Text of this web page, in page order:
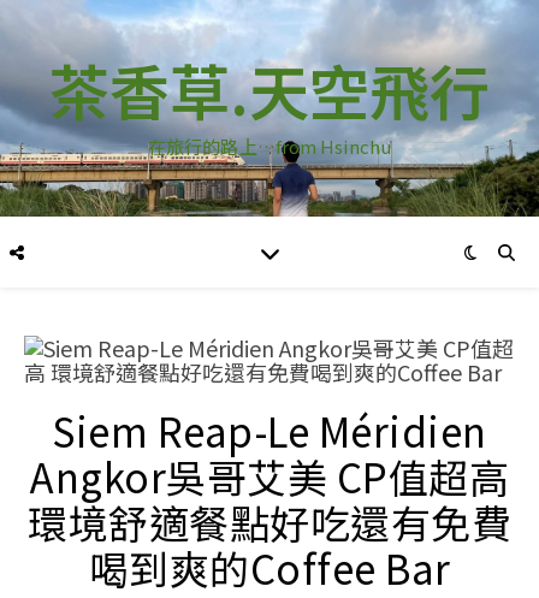
茶香草.天空飛行
在旅行的路上…from Hsinchu
Siem Reap-Le Méridien
Angkor吳哥艾美 CP值超高
環境舒適餐點好吃還有免費
喝到爽的Coffee Bar